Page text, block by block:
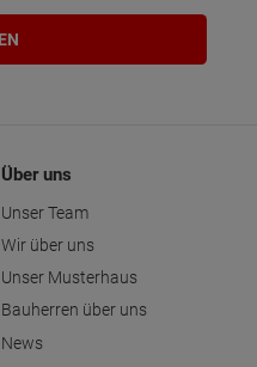
Über uns
Unser Team
Wir über uns
Unser Musterhaus
Bauherren über uns
News